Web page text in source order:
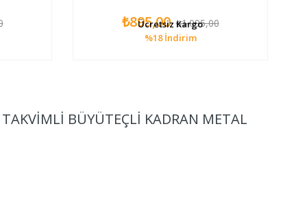
₺895,00 ₺1.095,00
%18 İndirim
Ücretsiz Kargo
BÜYÜTEÇLİ KADRAN METAL